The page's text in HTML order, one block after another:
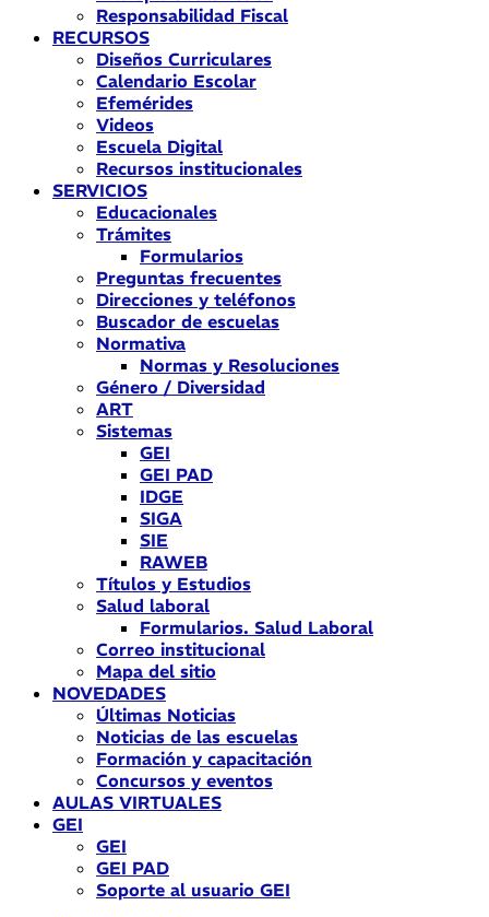
Responsabilidad Fiscal
RECURSOS
Diseños Curriculares
Calendario Escolar
Efemérides
Videos
Escuela Digital
Recursos institucionales
SERVICIOS
Educacionales
Trámites
Formularios
Preguntas frecuentes
Direcciones y teléfonos
Buscador de escuelas
Normativa
Normas y Resoluciones
Género / Diversidad
ART
Sistemas
GEI
GEI PAD
IDGE
SIGA
SIE
RAWEB
Títulos y Estudios
Salud laboral
Formularios. Salud Laboral
Correo institucional
Mapa del sitio
NOVEDADES
Últimas Noticias
Noticias de las escuelas
Formación y capacitación
Concursos y eventos
AULAS VIRTUALES
GEI
GEI
GEI PAD
Soporte al usuario GEI